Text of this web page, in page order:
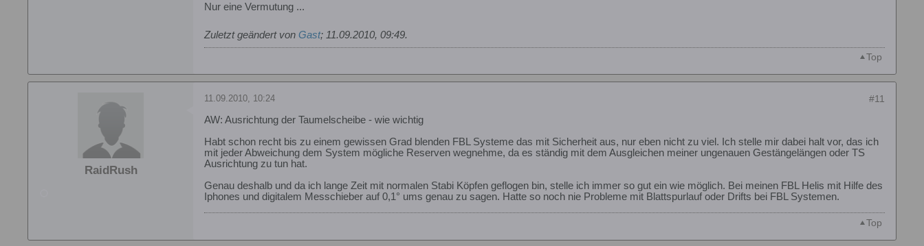
Nur eine Vermutung ...
Zuletzt geändert von Gast; 11.09.2010, 09:49.
Top
RaidRush
#11
11.09.2010, 10:24
AW: Ausrichtung der Taumelscheibe - wie wichtig
Habt schon recht bis zu einem gewissen Grad blenden FBL Systeme das mit Sicherheit aus, nur eben nicht zu viel. Ich stelle mir dabei halt vor, das ich
mit jeder Abweichung dem System mögliche Reserven wegnehme, da es ständig mit dem Ausgleichen meiner ungenauen Gestängelängen oder TS
Ausrichtung zu tun hat.
Genau deshalb und da ich lange Zeit mit normalen Stabi Köpfen geflogen bin, stelle ich immer so gut ein wie möglich. Bei meinen FBL Helis mit Hilfe des
Iphones und digitalem Messchieber auf 0,1° ums genau zu sagen. Hatte so noch nie Probleme mit Blattspurlauf oder Drifts bei FBL Systemen.
Top